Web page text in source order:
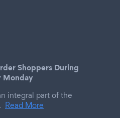
Shoppers During
Monday
integral part of the
Read More